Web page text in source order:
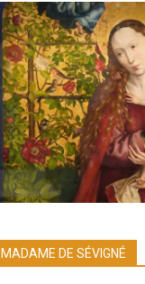
MADAME DE SÉVIGNÉ